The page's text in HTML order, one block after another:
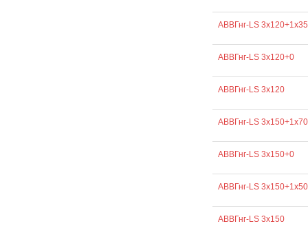
АВВГнг-LS 3х120+1х35
АВВГнг-LS 3х120+0
АВВГнг-LS 3х120
АВВГнг-LS 3х150+1х70
АВВГнг-LS 3х150+0
АВВГнг-LS 3х150+1х50
АВВГнг-LS 3х150